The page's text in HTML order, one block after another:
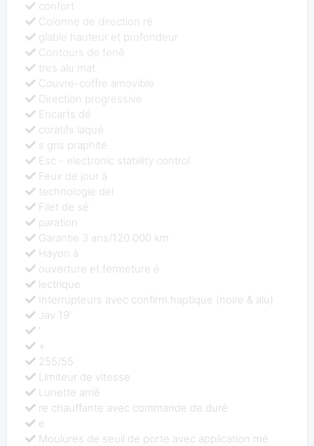
confort
Colonne de direction ré
glable hauteur et profondeur
Contours de fenê
tres alu mat
Couvre-coffre amovible
Direction progressive
Encarts dé
coratifs laqué
s gris praphite
Esc - electronic stability control
Feux de jour à
technologie del
Filet de sé
paration
Garantie 3 ans/120.000 km
Hayon à
ouverture et fermeture é
lectrique
Interrupteurs avec confirm.haptique (noire & alu)
Jav 19'
'
+
255/55
Limiteur de vitesse
Lunette arriè
re chauffante avec commande de duré
e
Moulures de seuil de porte avec application mé